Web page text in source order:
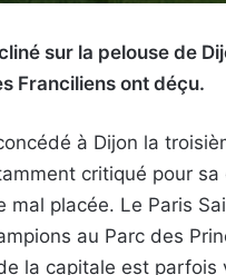
sur la pelouse de
Franciliens ont déçu.
à Dijon la
critiqué pour
mal placée. Le Paris
au Parc des
la capitale est